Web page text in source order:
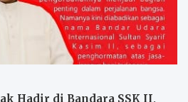
Hadir di Bandara SSK II,